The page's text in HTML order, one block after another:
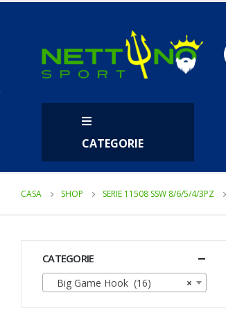
CATEGORIE
CASA SHOP SERIE 11508 SSW 8/6/5/4/3PZ
CATEGORIE
×
Big Game Hook (16)